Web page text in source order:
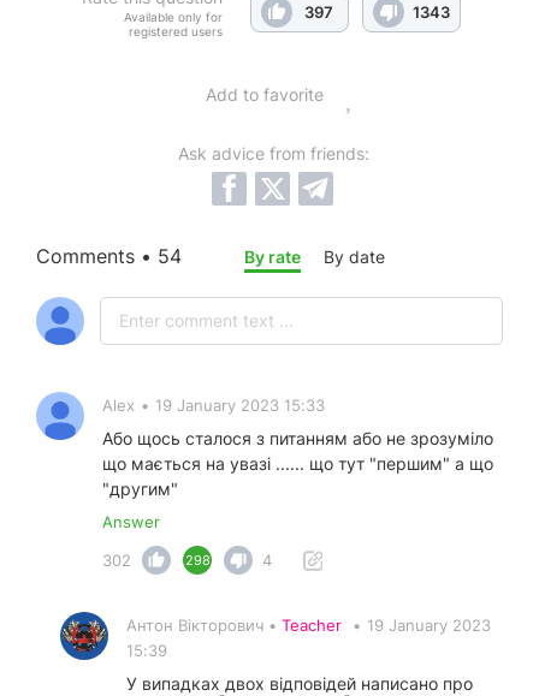
Available only for
registered users
397 1343
Add to favorite
Ask advice from friends:
Comments • 54 By rate By date
Alex • 19 January 2023 15:33
Або щось сталося з питанням або не зрозуміло
що мається на увазі ...... що тут "першим" а що
"другим"
Answer
302
298 4
Антон Вікторович • Teacher • 19 January 2023
15:39
У випадках двох відповідей написано про